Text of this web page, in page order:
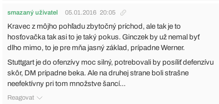
smazaný uživatel 05.01.2016 20:05
Kravec z môjho pohľadu zbytočný príchod, ale tak je to
hosťovačka tak asi to je taký pokus. Ginczek by už nemal byť
dlho mimo, to je pre mňa jasný základ, prípadne Werner.
Stuttgart je do ofenzívy moc silný, potrebovali by posíliť defenzívu
skôr, DM prípadne beka. Ale na druhej strane boli strašne
neefektívny pri tom množstve šancí...
Reagovat